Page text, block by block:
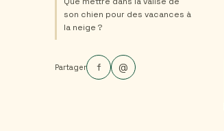
son chien pour des vacances à
la neige ?
Partager f @